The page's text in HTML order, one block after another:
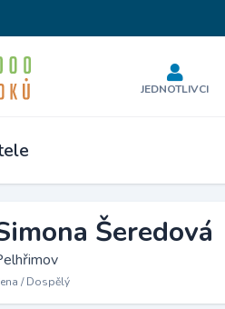
JEDNOTLIVCI
Šeredová
/ Dospělý